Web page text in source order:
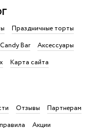
Праздничные торты
Candy Bar
Аксессуары
Карта сайта
Отзывы
Партнерам
Акции